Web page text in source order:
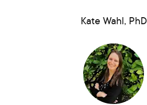
Kate Wahl, PhD